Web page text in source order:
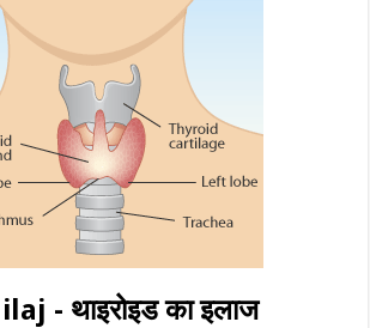
- थाइरोइड का इलाज